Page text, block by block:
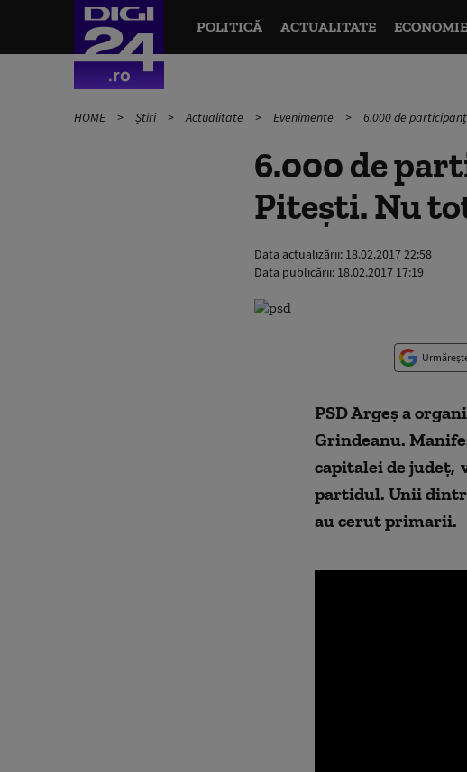
POLITICĂ ACTUALITATE ECONOMIE
HOME Știri Actualitate Evenimente 6.000 de
6.000 de
Piteşti. Nu
Data actualizării: 18.02.2017 22:58
Data publicării: 18.02.2017 17:19
PSD Argeş a
Grindeanu.
capitalei de judeţ,
partidul. Unii
au cerut primarii.